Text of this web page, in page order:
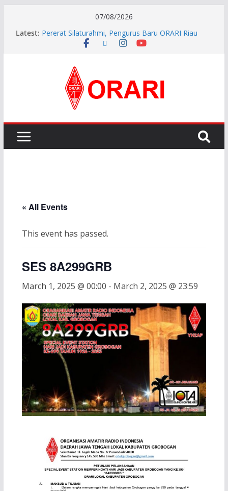
07/08/2026
Latest: Pererat Silaturahmi, Pengurus Baru ORARI Riau
Audiensi dan Siap Bersinergi dengan Diskominfotik
Preparatory Group for WRC-27 )
Aftiyedi Dalimunthe (YC5NNF) Resmi Pimpin ORARI
Lokal Bengkalis 2026–2029, Dikukuhkan Langsung
Ketua Orari Daerah Riau
Riau Beserta Jajaran Hadiri Muslok III Bengkalis
« All Events
This event has passed.
SES 8A299GRB
March 1, 2025 @ 00:00 - March 2, 2025 @ 23:59